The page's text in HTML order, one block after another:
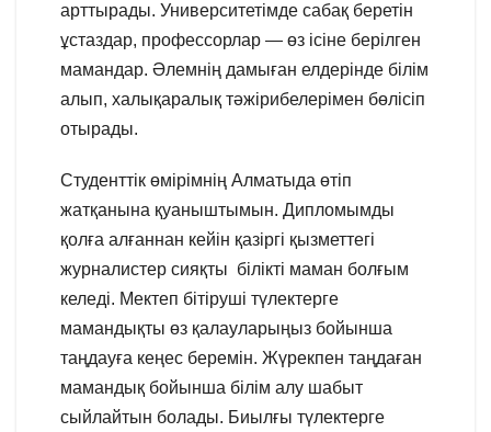
арттырады. Университетімде сабақ беретін
ұстаздар, профессорлар — өз ісіне берілген
мамандар. Әлемнің дамыған елдерінде білім
алып, халықаралық тәжірибелерімен бөлісіп
отырады.
Студенттік өмірімнің Алматыда өтіп
жатқанына қуаныштымын. Дипломымды
қолға алғаннан кейін қазіргі қызметтегі
журналистер сияқты білікті маман болғым
келеді. Мектеп бітіруші түлектерге
мамандықты өз қалауларыңыз бойынша
таңдауға кеңес беремін. Жүрекпен таңдаған
мамандық бойынша білім алу шабыт
сыйлайтын болады. Биылғы түлектерге